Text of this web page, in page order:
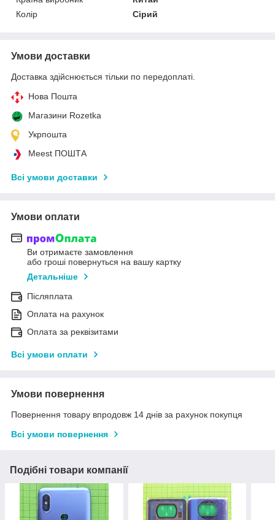
Колір
Сірий
Умови доставки
Доставка здійснюється тільки по передоплаті.
Нова Пошта
Магазини Rozetka
Укрпошта
Meest ПОШТА
Всі умови доставки
Умови оплати
Ви отримаєте замовлення
або гроші повернуться на вашу картку
Детальніше
Післяплата
Оплата на рахунок
Оплата за реквізитами
Всі умови оплати
Умови повернення
Повернення товару впродовж 14 днів за рахунок покупця
Всі умови повернення
Подібні товари компанії